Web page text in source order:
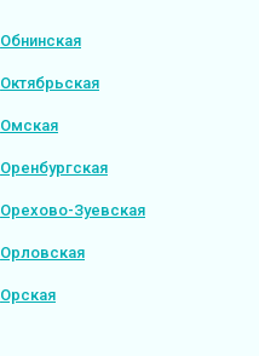
Обнинская
Октябрьская
Омская
Оренбургская
Орехово-Зуевская
Орловская
Орская